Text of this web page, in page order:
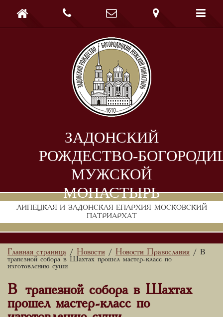
ЗАДОНСКИЙ
РОЖДЕСТВО-
МУЖСКОЙ
МОНАСТЫРЬ
ЛИПЕЦКАЯ И ЗАДОНСКАЯ ЕПАРХИЯ МОСКОВСКИЙ
ПАТРИАРХАТ
    
Главная страница / Новости / Новости Православия / В
трапезной собора в Шахтах прошел мастер-класс по
изготовлению суши
В трапезной собора в Шахтах
прошел мастер-класс по